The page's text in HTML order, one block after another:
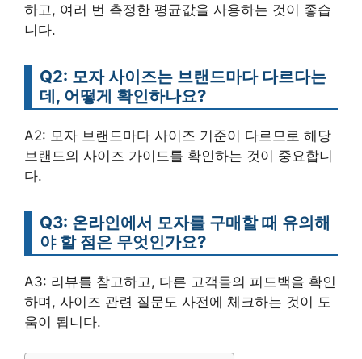
하고, 여러 번 측정한 평균값을 사용하는 것이 좋습
니다.
Q2: 모자 사이즈는 브랜드마다 다르다는
데, 어떻게 확인하나요?
A2: 모자 브랜드마다 사이즈 기준이 다르므로 해당
브랜드의 사이즈 가이드를 확인하는 것이 중요합니
다.
Q3: 온라인에서 모자를 구매할 때 유의해
야 할 점은 무엇인가요?
A3: 리뷰를 참고하고, 다른 고객들의 피드백을 확인
하며, 사이즈 관련 질문도 사전에 체크하는 것이 도
움이 됩니다.